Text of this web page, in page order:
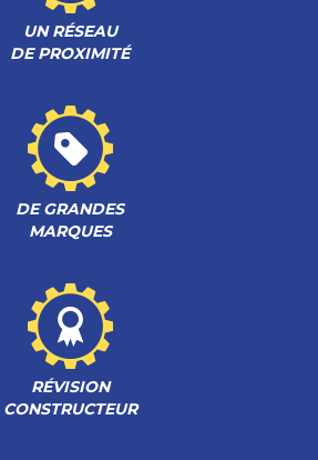
UN RÉSEAU
DE PROXIMITÉ
DE GRANDES
MARQUES
RÉVISION
CONSTRUCTEUR